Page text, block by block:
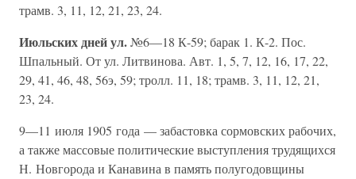
трамв. 3, 11, 12, 21, 23, 24.
Июльских дней ул.№6—18 К-59; барак 1. К-2. Пос.
Шпальный. От ул. Литвинова. Авт. 1, 5, 7, 12, 16, 17, 22,
29, 41, 46, 48, 56э, 59; тролл. 11, 18; трамв. 3, 11, 12, 21,
23, 24.
9—11 июля 1905 года — забастовка сормовских рабочих,
а также массовые политические выступления трудящихся
Н. Новгорода и Канавина в память полугодовщины